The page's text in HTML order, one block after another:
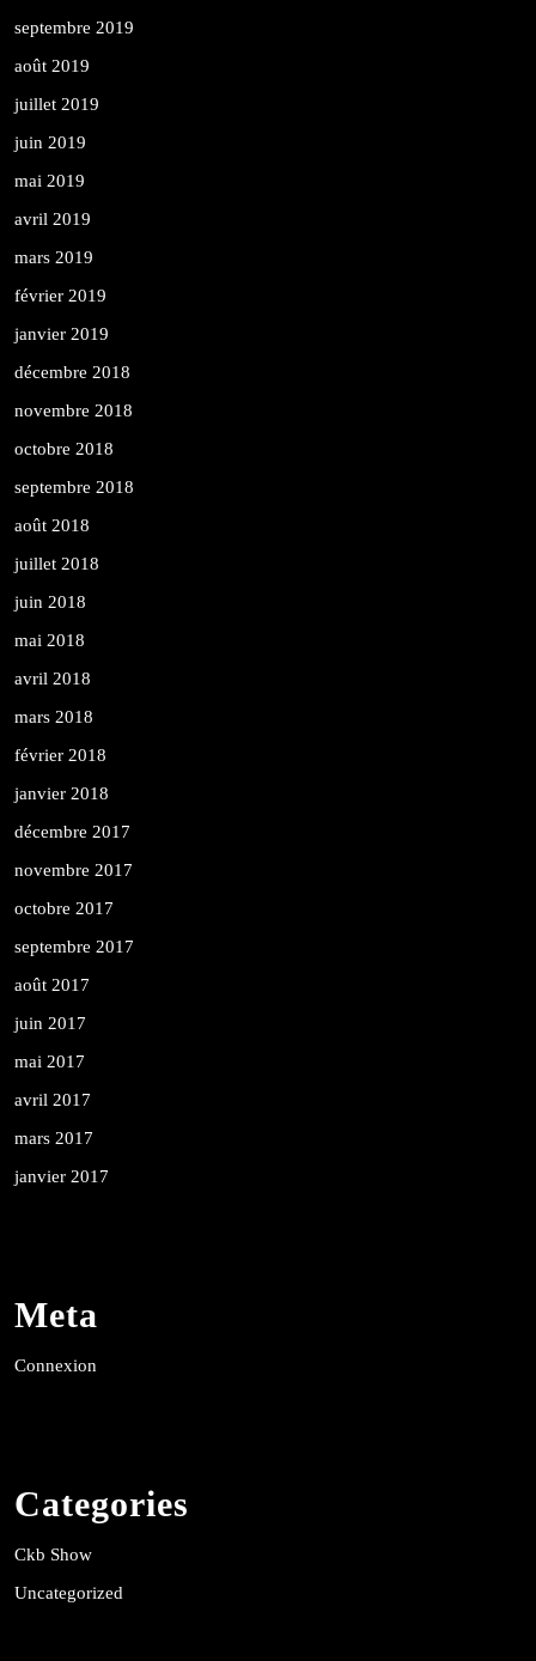
septembre 2019
août 2019
juillet 2019
juin 2019
mai 2019
avril 2019
mars 2019
février 2019
janvier 2019
décembre 2018
novembre 2018
octobre 2018
septembre 2018
août 2018
juillet 2018
juin 2018
mai 2018
avril 2018
mars 2018
février 2018
janvier 2018
décembre 2017
novembre 2017
octobre 2017
septembre 2017
août 2017
juin 2017
mai 2017
avril 2017
mars 2017
janvier 2017
Meta
Connexion
Categories
Ckb Show
Uncategorized